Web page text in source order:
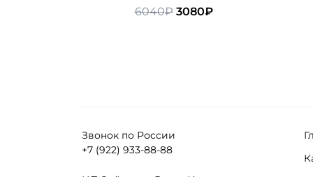
6040₽ Первоначальная
3080₽Текущая
Звонок по России
+7 (922) 933-88-88